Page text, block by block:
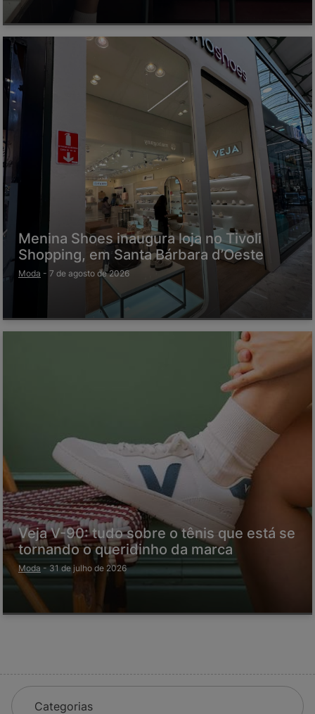
Menina Shoes inaugura loja no Tivoli
Shopping, em Santa Bárbara d’Oeste
Moda - 7 de agosto de 2026
Veja V-90: tudo sobre o tênis que está se
tornando o queridinho da marca
Moda - 31 de julho de 2026
Categorias